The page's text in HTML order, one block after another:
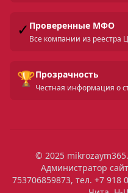
✓ Проверенные МФО
Все компании из реестра
🏆Прозрачность
Честная информация о
© 2025
Администратор
753706859873, тел. +7 918